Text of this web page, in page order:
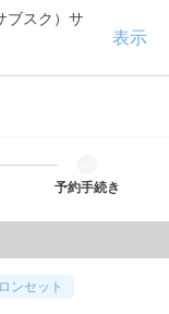
ブスク）サ
表示
予約手続き
ンセット